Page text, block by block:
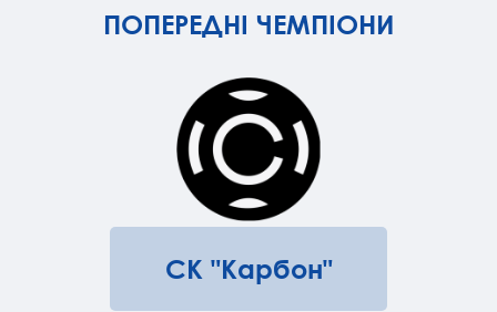
ПОПЕРЕДНІ ЧЕМПІОНИ
СК "Карбон"